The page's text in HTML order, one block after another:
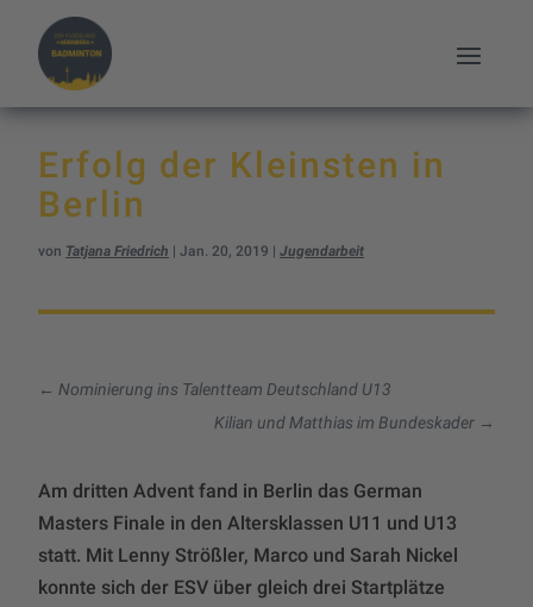
Erfolg der Kleinsten in
Berlin
von Tatjana Friedrich | Jan. 20, 2019 | Jugendarbeit
← Nominierung ins Talentteam Deutschland U13
Kilian und Matthias im Bundeskader →
Am dritten Advent fand in Berlin das German
Masters Finale in den Altersklassen U11 und U13
statt. Mit Lenny Strößler, Marco und Sarah Nickel
konnte sich der ESV über gleich drei Startplätze